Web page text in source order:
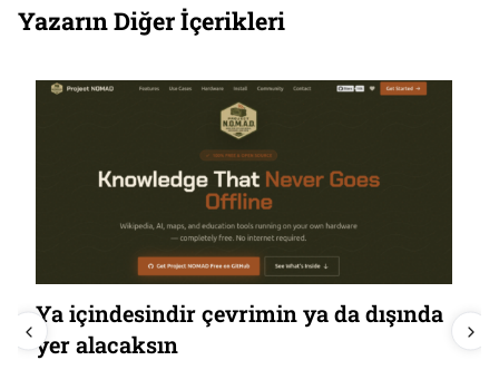
Yazarın Diğer İçerikleri
Ya içindesindir çevrimin ya da dışında
yer alacaksın